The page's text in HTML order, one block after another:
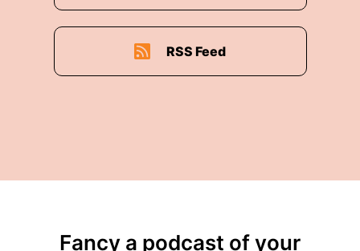
RSS Feed
Fancy a podcast of your